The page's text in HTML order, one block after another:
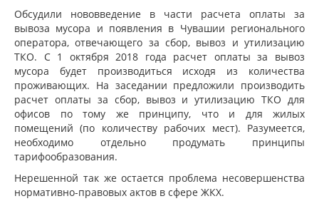
Обсудили нововведение в части расчета оплаты за
вывоза мусора и появления в Чувашии регионального
оператора, отвечающего за сбор, вывоз и утилизацию
ТКО. С 1 октября 2018 года расчет оплаты за вывоз
мусора будет производиться исходя из количества
проживающих. На заседании предложили производить
расчет оплаты за сбор, вывоз и утилизацию ТКО для
офисов по тому же принципу, что и для жилых
помещений (по количеству рабочих мест). Разумеется,
необходимо отдельно продумать принципы
тарифообразования.
Нерешенной так же остается проблема несовершенства
нормативно-правовых актов в сфере ЖКХ.